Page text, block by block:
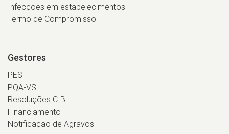
Infecções em estabelecimentos
Termo de Compromisso
Gestores
PES
PQA-VS
Resoluções CIB
Financiamento
Notificação de Agravos